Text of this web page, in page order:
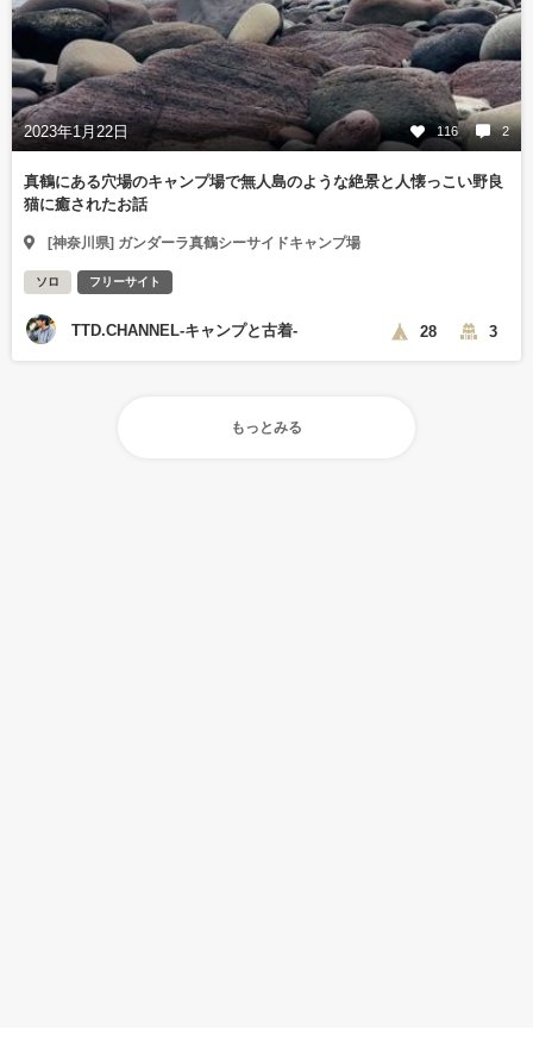
2023年1月22日 116 2
真鶴にある穴場のキャンプ場で無人島のような絶景と人懐っこい野良
猫に癒されたお話
[神奈川県] ガンダーラ真鶴シーサイドキャンプ場
ソロ フリーサイト
TTD.CHANNEL-キャンプと古着- 28 3
もっとみる